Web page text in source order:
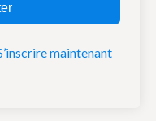
maintenant